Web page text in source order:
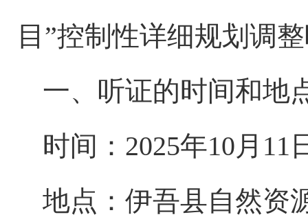
目”控制性详细规划调
一、听证的时间和地
时间： 2025年10月11
地点：伊吾县自然资